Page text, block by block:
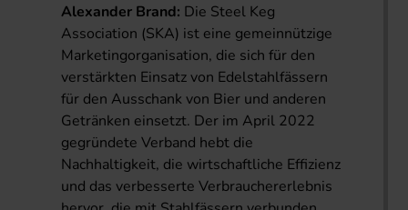
Alexander Brand: Die Steel Keg
Association (SKA) ist eine gemeinnützige
Marketingorganisation, die sich für den
verstärkten Einsatz von Edelstahlfässern
für den Ausschank von Bier und anderen
Getränken einsetzt. Der im April 2022
gegründete Verband hebt die
Nachhaltigkeit, die wirtschaftliche Effizienz
und das verbesserte Verbrauchererlebnis